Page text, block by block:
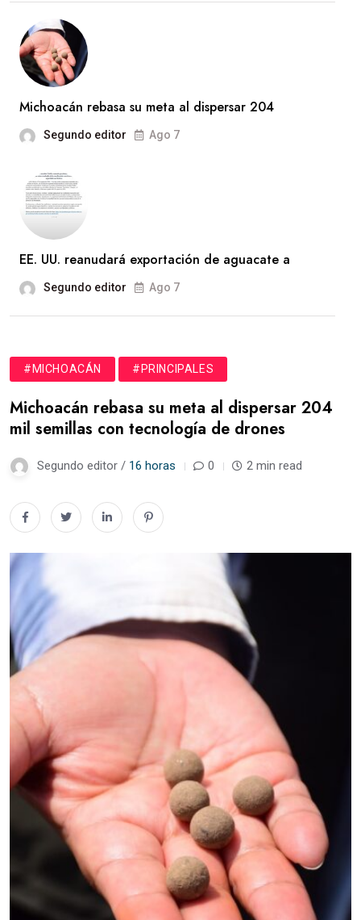
Michoacán rebasa su meta al dispersar 204
Segundo editor Ago 7
EE. UU. reanudará exportación de aguacate a
Segundo editor Ago 7
#MICHOACÁN #PRINCIPALES
Michoacán rebasa su meta al dispersar 204
mil semillas con tecnología de drones
Segundo editor / 16 horas 0 2 min read